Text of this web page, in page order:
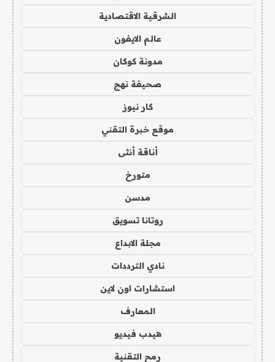
الشرقية الاقتصادية
عالم الايفون
مدونة كوكان
صحيفة نهج
كار نيوز
موقع خبرة التقني
أناقة أنثى
متورخ
مدسن
روتانا تسويق
مجلة الابداع
نادي الترددات
استشارات اون لاين
المعارف
هيدب فيديو
رمح التقنية